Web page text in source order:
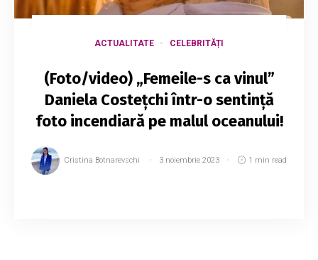
ACTUALITATE CELEBRITĂȚI
(Foto/video) „Femeile-s ca vinul”
Daniela Costețchi într-o sentință
foto incendiară pe malul oceanului!
Cristina Botnarevschi 3 noiembrie 2023 1 min read